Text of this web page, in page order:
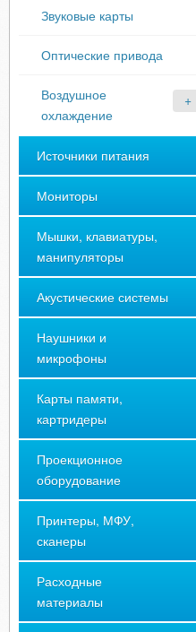
Звуковые карты
Оптические привода
Воздушное
охлаждение
Источники питания
Мониторы
Мышки, клавиатуры,
манипуляторы
Акустические системы
Наушники и
микрофоны
Карты памяти,
картридеры
Проекционное
оборудование
Принтеры, МФУ,
сканеры
Расходные
материалы